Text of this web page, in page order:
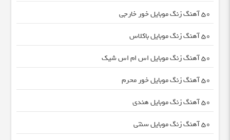
50 آهنگ زنگ موبایل خور خارجی
50 آهنگ زنگ موبایل باکلاس
50 آهنگ زنگ موبایل اس ام اس شیک
50 آهنگ زنگ موبایل خور محرم
50 آهنگ زنگ موبایل هندی
50 آهنگ زنگ موبایل سنتی